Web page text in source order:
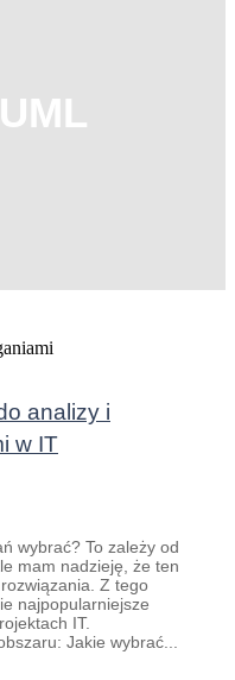
analizy i
w IT
wybrać? To zależy od
mam nadzieję, że ten
Z tego
najpopularniejsze
IT.
Jakie wybrać...